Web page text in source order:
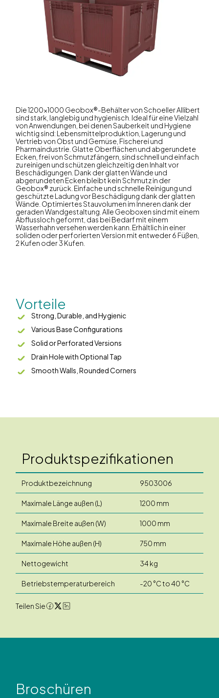
Die 1200x1000 Geobox®-Behälter von Schoeller Allibert
sind stark, langlebig und hygienisch. Ideal für eine Vielzahl
von Anwendungen, bei denen Sauberkeit und Hygiene
wichtig sind: Lebensmittelproduktion, Lagerung und
Vertrieb von Obst und Gemüse, Fischerei und
Pharmaindustrie. Glatte Oberflächen und abgerundete
Ecken, frei von Schmutzfängern, sind schnell und einfach
zu reinigen und schützen gleichzeitig den Inhalt vor
Beschädigungen. Dank der glatten Wände und
abgerundeten Ecken bleibt kein Schmutz in der
Geobox® zurück. Einfache und schnelle Reinigung und
geschützte Ladung vor Beschädigung dank der glatten
Wände. Optimiertes Stauvolumen im Inneren dank der
geraden Wandgestaltung. Alle Geoboxen sind mit einem
Abflussloch geformt, das bei Bedarf mit einem
Wasserhahn versehen werden kann. Erhältlich in einer
soliden oder perforierten Version mit entweder 6 Füßen,
2 Kufen oder 3 Kufen.
Vorteile
Strong, Durable, and Hygienic
Various Base Configurations
Solid or Perforated Versions
Drain Hole with Optional Tap
Smooth Walls, Rounded Corners
Produktspezifikationen
Produktbezeichnung 9503006
Maximale Länge außen (L) 1200 mm
Maximale Breite außen (W) 1000 mm
Maximale Höhe außen (H) 750 mm
Nettogewicht 34 kg
Betriebstemperaturbereich -20 °C to 40 °C
Teilen Sie
Broschüren